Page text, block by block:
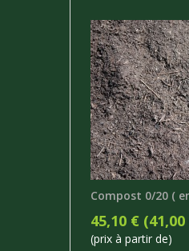
Compost 0/20 (
45,10 €
(prix à partir de)